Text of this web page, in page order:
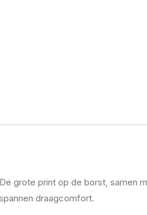
grote print op de borst, samen
draagcomfort.